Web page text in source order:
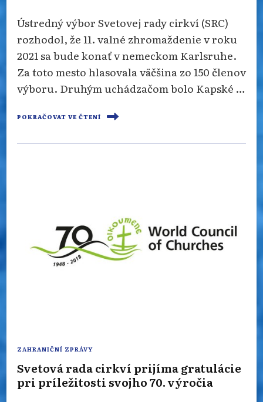
Ústredný výbor Svetovej rady cirkví (SRC)
rozhodol, že 11. valné zhromaždenie v roku
2021 sa bude konať v nemeckom Karlsruhe.
Za toto mesto hlasovala väčšina zo 150 členov
výboru. Druhým uchádzačom bolo Kapské …
POKRAČOVAT VE ČTENÍ
ZAHRANIČNÍ ZPRÁVY
Svetová rada cirkví prijíma gratulácie
pri príležitosti svojho 70. výročia